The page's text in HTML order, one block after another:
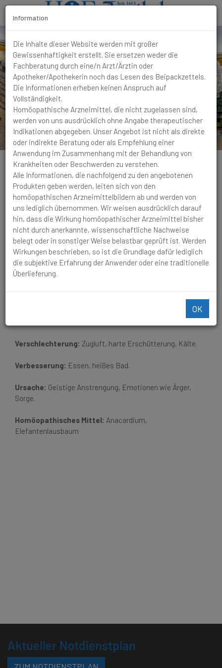
T
Emotionale Labilität
Widersprüchliche Impulse, fixe
Ideen, Gefühl des Gespaltenseins, psychische
Erschöpfung, Ängste.
Widersprüchliche Impulse,
fixe Ideen, Gefühl des
Verschlechterung: Zugluft, harte Erschütterung, Kälte.
Verbesserung: Essen, heißes Bad.
Ursache: Geistige Anstrengung, Emotionen wie Ärger,
Sorge.
Homöopathisches Mittel: Anacardium,
Elefantenlausbaum
Information
Die Inhalte dieser Website werden mit großer
Gewissenhaftigkeit erstellt. Sie ersetzen weder die
Fachberatung durch eine/n Arzt/Ärztin oder
Apotheker/Apothekerin noch das Lesen des Beipackzettels.
Die Informationen erheben keinen Anspruch auf
Vollständigkeit.
Homöopathische Arzneimittel, die nicht zugelassen sind,
werden von uns ausdrücklich ohne Angabe therapeutischer
Indikationen abgegeben. Unser Angebot ist nicht als direkte
oder indirekte Beratung oder als Empfehlung einer
Anwendung im Zusammenhang mit der Behandlung von
Krankheiten oder Beschwerden zu verstehen.
Alle Informationen, die nachfolgend zu den angebotenen
Produkten geben werden, leiten sich von den
homöopathischen Arzneimittelbildern ab und werden von
uns lediglich übernommen. Wir weisen ausdrücklich darauf
hin, dass die Wirkung homöopathischer Arzneimittel bisher
nicht durch anerkannte, wissenschaftliche Nachweise
belegt oder in sonstiger Weise belastbar geprüft ist. Werden
Wirkungen beschrieben, so ist die Grundlage dafür lediglich
die subjektive Erfahrung der Anwender oder eine traditionelle
Überlieferung.
OK
Aktueller Notdienstplan